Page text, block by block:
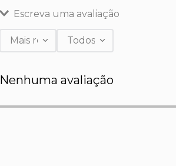
Escreva uma avaliação
Título
Mais recentesTodos
Nenhuma avaliação